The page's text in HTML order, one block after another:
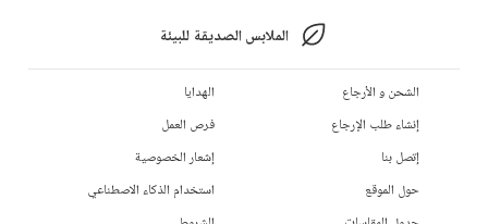
الملابس الصديقة للبيئة
الشحن و الأرجاع
إنشاء طلب الإرجاع
إتصل بنا
حول الموقع
الهدايا
فرص العمل
إشعار الخصوصية
استخدام الذكاء الاصطناعي